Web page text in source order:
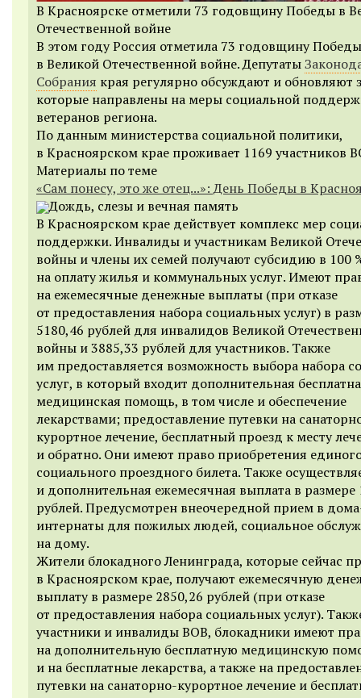
В Красноярске отметили 73 годовщину Победы в
Отечественной войне
В этом году Россия отметила 73 годовщину Победы
в Великой Отечественной войне. Депутаты
Собрания края регулярно обсуждают и обновляют
которые направлены на меры социальной
ветеранов региона.
По данным министерства социальной политики,
в Красноярском крае проживает 1169 участников
Материалы по теме
«Сам понесу, это же отец...»: День Победы в
Дождь, слезы и вечная память
В Красноярском крае действует комплекс мер
поддержки. Инвалиды и участникам Великой
войны и члены их семей получают субсидию в 100
на оплату жилья и коммунальных услуг. Имеют
на ежемесячные денежные выплаты (при отказе
от предоставления набора социальных услуг) в
5180,46 рублей для инвалидов Великой
войны и 3885,33 рублей для участников. Также
им предоставляется возможность выбора набора
услуг, в который входит дополнительная
медицинская помощь, в том числе и обеспечение
лекарствами; предоставление путевки на
курортное лечение, бесплатный проезд к месту
и обратно. Они имеют право приобретения
социального проездного билета. Также
и дополнительная ежемесячная выплата в размере
рублей. Предусмотрен внеочередной прием в
интернаты для пожилых людей, социальное
на дому.
Жители блокадного Ленинграда, которые сейчас
в Красноярском крае, получают ежемесячную
выплату в размере 2850,26 рублей (при отказе
от предоставления набора социальных услуг).
участники и инвалиды ВОВ, блокадники имеют
на дополнительную бесплатную медицинскую
и на бесплатные лекарства, а также на
путевки на санаторно-курортное лечение и